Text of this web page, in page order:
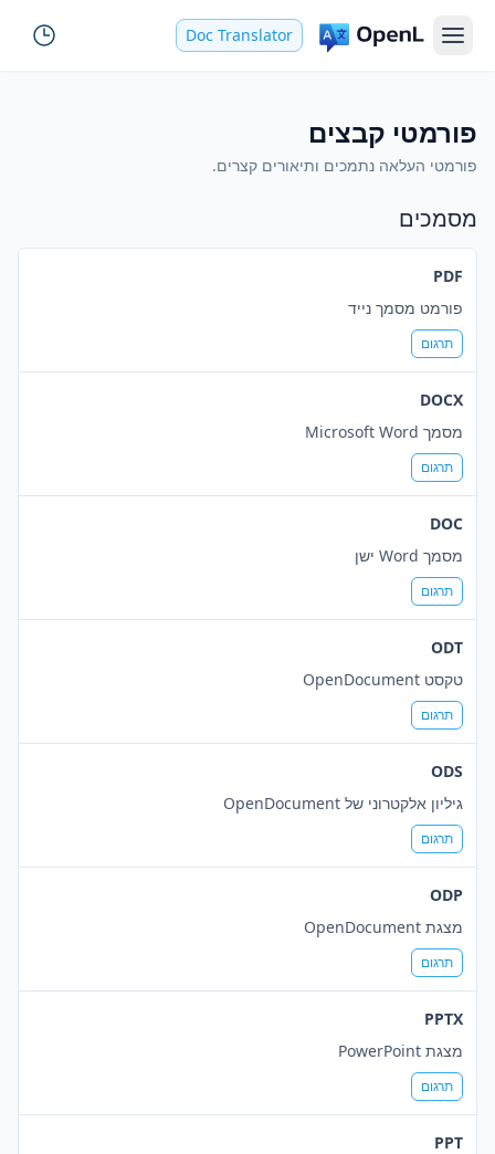
Doc Translator
פורמטי קבצים
פורמטי העלאה נתמכים ותיאורים קצרים.
מסמכים
PDF
פורמט מסמך נייד
תרגום
DOCX
מסמך Microsoft Word
תרגום
DOC
מסמך Word ישן
תרגום
ODT
טקסט OpenDocument
תרגום
ODS
גיליון אלקטרוני של OpenDocument
תרגום
ODP
מצגת OpenDocument
תרגום
PPTX
מצגת PowerPoint
תרגום
PPT